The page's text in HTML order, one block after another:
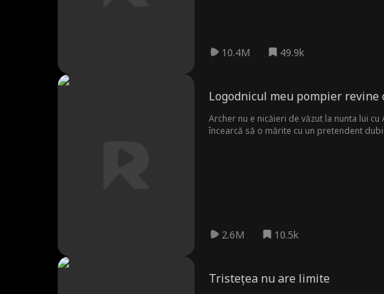
10.4M 49.9k
Logodnicul meu pompier revine
Archer nu e nicăieri de văzut la nunta lui
încearcă să o mărite cu un pretendent
2.6M 10.5k
Tristețea nu are limite